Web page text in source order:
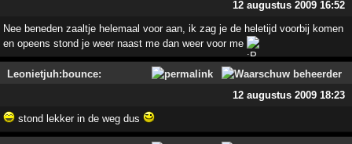
12 augustus 2009 16:52
Nee beneden zaaltje helemaal voor aan, ik zag je de heletijd voorbij komen
en opeens stond je weer naast me dan weer voor me
Leonietjuh:bounce:
12 augustus 2009 18:23
stond lekker in de weg dus